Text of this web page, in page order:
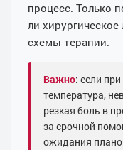
процесс. Только
ли
схемы терапии.
Важно: если
температура,
резкая боль в
за срочной
ожидания